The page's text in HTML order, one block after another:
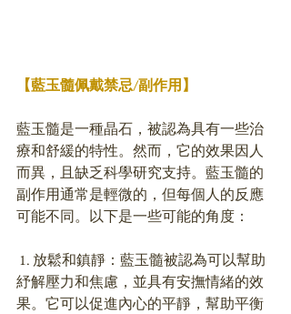
【藍玉髓佩戴禁忌/副作用】
藍玉髓是一種晶石，被認為具有一些治
療和舒緩的特性。然而，它的效果因人
而異，且缺乏科學研究支持。藍玉髓的
副作用通常是輕微的，但每個人的反應
可能不同。以下是一些可能的角度：
紓解壓力和焦慮，並具有安撫情緒的效
果。它可以促進內心的平靜，幫助平衡